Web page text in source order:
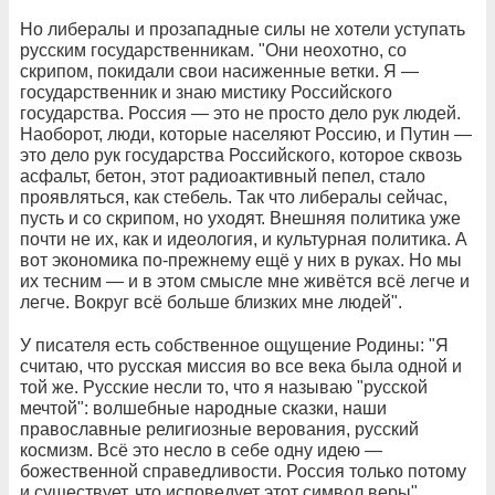
Но либералы и прозападные силы не хотели уступать
русским государственникам. "Они неохотно, со
скрипом, покидали свои насиженные ветки. Я —
государственник и знаю мистику Российского
государства. Россия — это не просто дело рук людей.
Наоборот, люди, которые населяют Россию, и Путин —
это дело рук государства Российского, которое сквозь
асфальт, бетон, этот радиоактивный пепел, стало
проявляться, как стебель. Так что либералы сейчас,
пусть и со скрипом, но уходят. Внешняя политика уже
почти не их, как и идеология, и культурная политика. А
вот экономика по-прежнему ещё у них в руках. Но мы
их тесним — и в этом смысле мне живётся всё легче и
легче. Вокруг всё больше близких мне людей".
У писателя есть собственное ощущение Родины: "Я
считаю, что русская миссия во все века была одной и
той же. Русские несли то, что я называю "русской
мечтой": волшебные народные сказки, наши
православные религиозные верования, русский
космизм. Всё это несло в себе одну идею —
божественной справедливости. Россия только потому